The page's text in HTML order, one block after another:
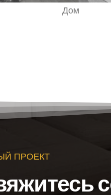
Дом
ПРОЕКТ